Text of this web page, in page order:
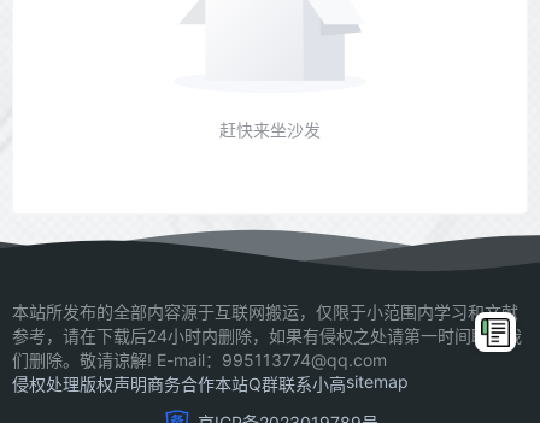
赶快来坐沙发
本站所发布的全部内容源于互联网搬运，仅限于小范围内学习和文献
参考，请在下载后24小时内删除，如果有侵权之处请第一时间联系我
们删除。敬请谅解! E-mail：995113774@qq.com
侵权处理版权声明商务合作本站Q群联系小高sitemap